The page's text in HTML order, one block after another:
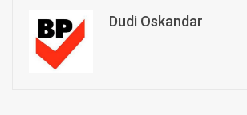
Dudi Oskandar